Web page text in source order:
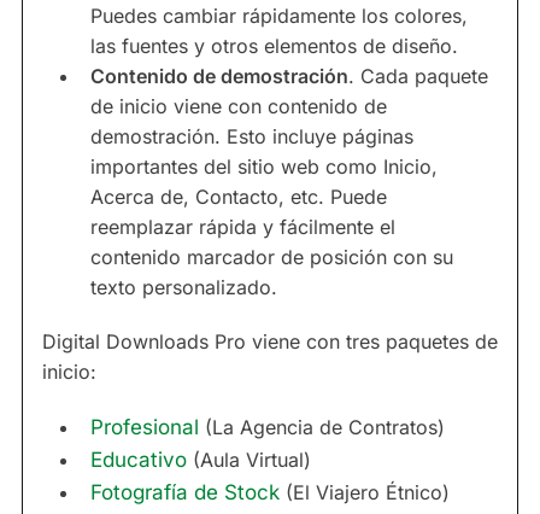
Puedes cambiar rápidamente los colores,
las fuentes y otros elementos de diseño.
Contenido de demostración. Cada paquete
de inicio viene con contenido de
demostración. Esto incluye páginas
importantes del sitio web como Inicio,
Acerca de, Contacto, etc. Puede
reemplazar rápida y fácilmente el
contenido marcador de posición con su
texto personalizado.
Digital Downloads Pro viene con tres paquetes de
inicio:
Profesional (La Agencia de Contratos)
Educativo (Aula Virtual)
Fotografía de Stock (El Viajero Étnico)